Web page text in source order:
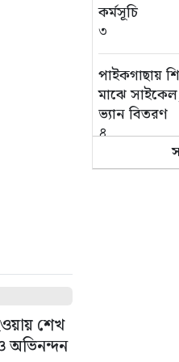
পাইকগাছায়
১০
শেখ
অভিনন্দন
কর্মসূচি
৩
পাইকগাছায়
মাঝে
ভ্যান বিতরণ
৪
ক্যাপ্টেন